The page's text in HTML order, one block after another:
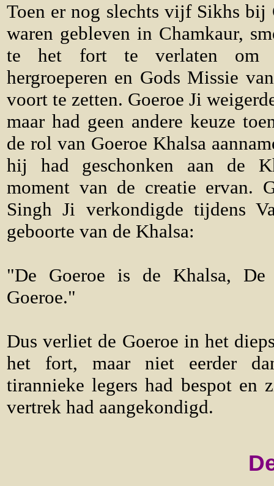
Toen er nog slechts vijf Sikhs bij
waren gebleven in Chamkaur,
te het fort te verlaten om
hergroeperen en Gods Missie
voort te zetten. Goeroe Ji
maar had geen andere keuze
de rol van Goeroe Khalsa
hij had geschonken aan de
moment van de creatie ervan.
Singh Ji verkondigde tijdens
geboorte van de Khalsa:
"De Goeroe is de Khalsa,
Goeroe."
Dus verliet de Goeroe in het
het fort, maar niet eerder
tirannieke legers had bespot en
vertrek had aangekondigd.